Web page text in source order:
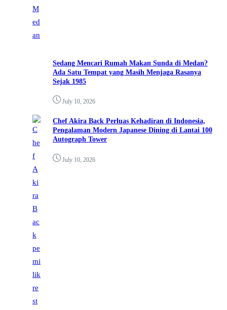
Sedang Mencari Rumah Makan Sunda di Medan?
Ada Satu Tempat yang Masih Menjaga Rasanya
Sejak 1985
July 10, 2026
Chef Akira Back Perluas Kehadiran di Indonesia,
Pengalaman Modern Japanese Dining di Lantai 100
Autograph Tower
July 10, 2026